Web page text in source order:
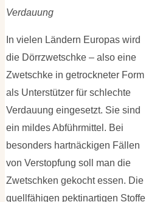
Verdauung
In vielen Ländern Europas wird
die Dörrzwetschke – also eine
Zwetschke in getrockneter Form
als Unterstützer für schlechte
Verdauung eingesetzt. Sie sind
ein mildes Abführmittel. Bei
besonders hartnäckigen Fällen
von Verstopfung soll man die
Zwetschken gekocht essen. Die
quellfähigen pektinartigen Stoffe